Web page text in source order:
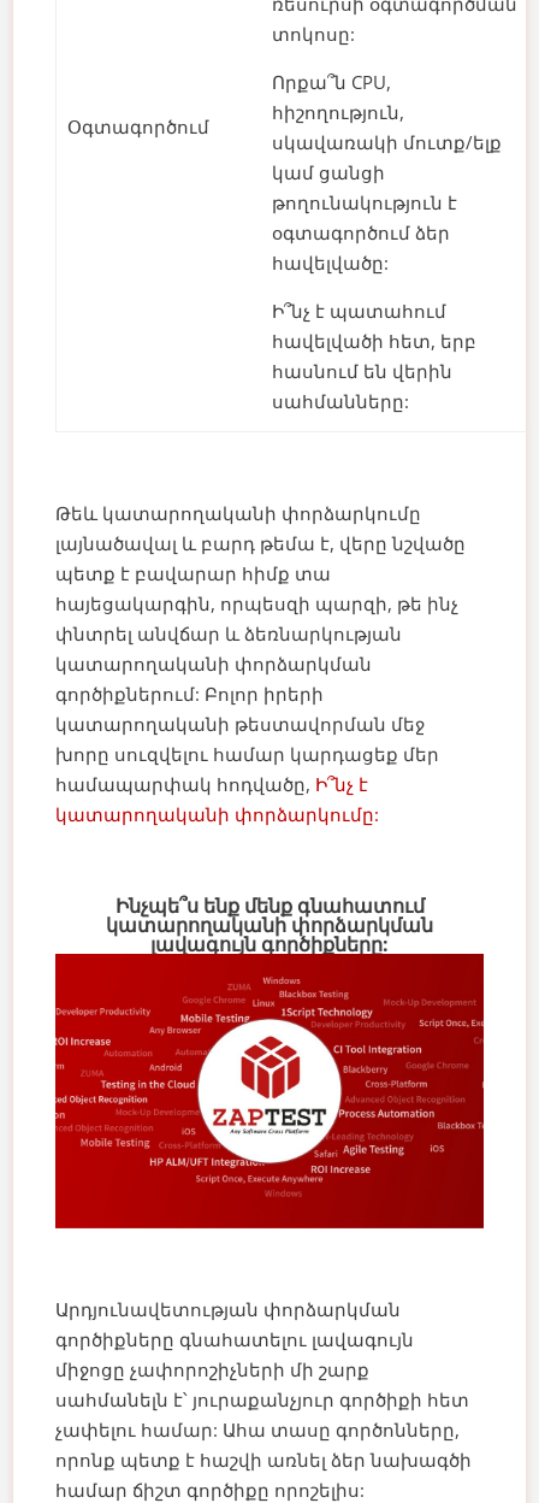
Օգտագործում
տոկոսը:
Որքա՞ն CPU,
հիշողություն,
սկավառակի մուտք/ելք
կամ ցանցի
թողունակություն է
օգտագործում ձեր
հավելվածը:
Ի՞նչ է պատահում
հավելվածի հետ, երբ
հասնում են վերին
սահմանները:
Թեև կատարողականի փորձարկումը
լայնածավալ և բարդ թեմա է, վերը նշվածը
պետք է բավարար հիմք տա
հայեցակարգին, որպեսզի պարզի, թե ինչ
փնտրել անվճար և ձեռնարկության
կատարողականի փորձարկման
գործիքներում: Բոլոր իրերի
կատարողականի թեստավորման մեջ
խորը սուզվելու համար կարդացեք մեր
համապարփակ հոդվածը, Ի՞նչ է
կատարողականի փորձարկումը:
Ինչպե՞ս ենք մենք գնահատում
կատարողականի փորձարկման
լավագույն գործիքները:
Արդյունավետության փորձարկման
գործիքները գնահատելու լավագույն
միջոցը չափորոշիչների մի շարք
սահմանելն է՝ յուրաքանչյուր գործիքի հետ
չափելու համար: Ահա տասը գործոնները,
որոնք պետք է հաշվի առնել ձեր նախագծի
համար ճիշտ գործիքը որոշելիս: